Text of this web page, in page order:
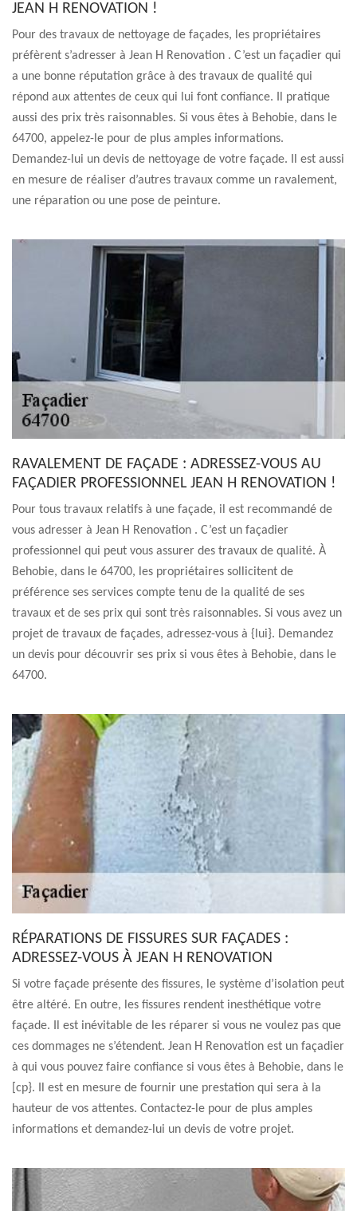
JEAN H RENOVATION !
Pour des travaux de nettoyage de façades, les propriétaires
préfèrent s’adresser à Jean H Renovation . C’est un façadier qui
a une bonne réputation grâce à des travaux de qualité qui
répond aux attentes de ceux qui lui font confiance. Il pratique
aussi des prix très raisonnables. Si vous êtes à Behobie, dans le
64700, appelez-le pour de plus amples informations.
Demandez-lui un devis de nettoyage de votre façade. Il est aussi
en mesure de réaliser d’autres travaux comme un ravalement,
une réparation ou une pose de peinture.
RAVALEMENT DE FAÇADE : ADRESSEZ-VOUS AU
FAÇADIER PROFESSIONNEL JEAN H RENOVATION !
Pour tous travaux relatifs à une façade, il est recommandé de
vous adresser à Jean H Renovation . C’est un façadier
professionnel qui peut vous assurer des travaux de qualité. À
Behobie, dans le 64700, les propriétaires sollicitent de
préférence ses services compte tenu de la qualité de ses
travaux et de ses prix qui sont très raisonnables. Si vous avez un
projet de travaux de façades, adressez-vous à {lui}. Demandez
un devis pour découvrir ses prix si vous êtes à Behobie, dans le
64700.
RÉPARATIONS DE FISSURES SUR FAÇADES :
ADRESSEZ-VOUS À JEAN H RENOVATION
Si votre façade présente des fissures, le système d’isolation peut
être altéré. En outre, les fissures rendent inesthétique votre
façade. Il est inévitable de les réparer si vous ne voulez pas que
ces dommages ne s’étendent. Jean H Renovation est un façadier
à qui vous pouvez faire confiance si vous êtes à Behobie, dans le
[cp}. Il est en mesure de fournir une prestation qui sera à la
hauteur de vos attentes. Contactez-le pour de plus amples
informations et demandez-lui un devis de votre projet.